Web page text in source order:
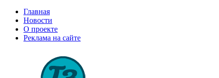
Главная
Новости
О проекте
Реклама на сайте